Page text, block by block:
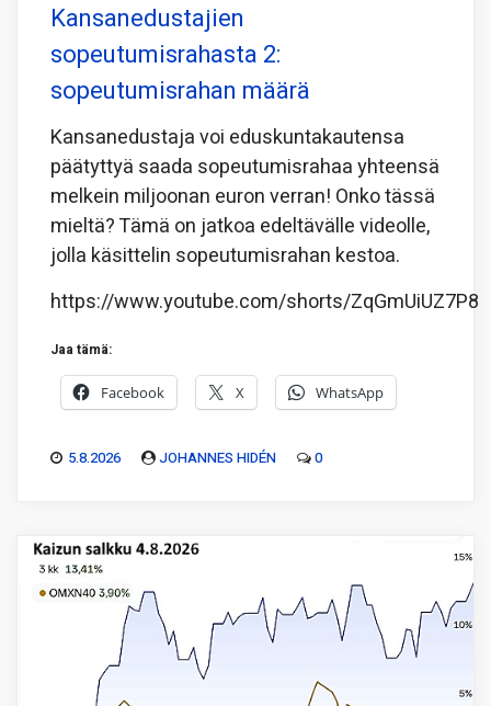
Kansanedustajien
sopeutumisrahasta 2:
sopeutumisrahan määrä
Kansanedustaja voi eduskuntakautensa
päätyttyä saada sopeutumisrahaa yhteensä
melkein miljoonan euron verran! Onko tässä
mieltä? Tämä on jatkoa edeltävälle videolle,
jolla käsittelin sopeutumisrahan kestoa.
https://www.youtube.com/shorts/ZqGmUiUZ7P8
Jaa tämä:
Facebook X WhatsApp
5.8.2026 JOHANNES HIDÉN 0